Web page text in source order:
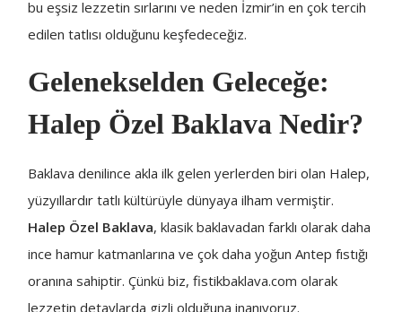
bu eşsiz lezzetin sırlarını ve neden İzmir’in en çok tercih
edilen tatlısı olduğunu keşfedeceğiz.
Gelenekselden Geleceğe:
Halep Özel Baklava Nedir?
Baklava denilince akla ilk gelen yerlerden biri olan Halep,
yüzyıllardır tatlı kültürüyle dünyaya ilham vermiştir.
Halep Özel Baklava, klasik baklavadan farklı olarak daha
ince hamur katmanlarına ve çok daha yoğun Antep fıstığı
oranına sahiptir. Çünkü biz, fistikbaklava.com olarak
lezzetin detaylarda gizli olduğuna inanıyoruz.